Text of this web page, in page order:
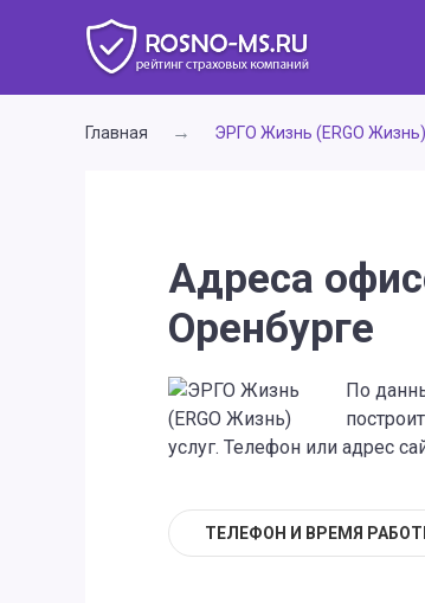
Главная ЭРГО Жизнь (ERGO Жизнь)
Адреса
Оренбурге
По
услуг. Телефон или адрес
ТЕЛЕФОН И ВРЕМЯ